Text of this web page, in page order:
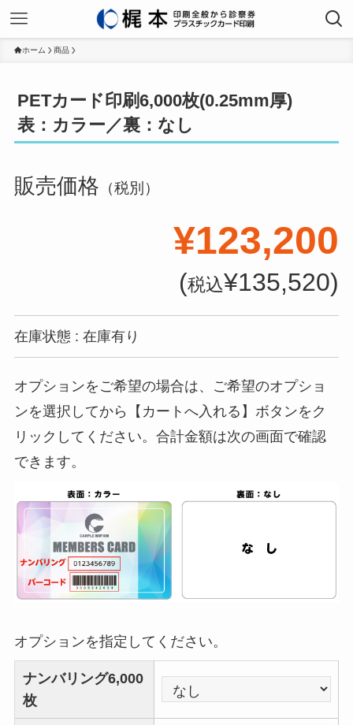
ホーム 商品
PETカード印刷6,000枚(0.25mm厚)
表：カラー／裏：なし
販売価格 （税別）
¥123,200
(税込¥135,520)
在庫状態 : 在庫有り
オプションをご希望の場合は、ご希望のオプショ
ンを選択してから【カートへ入れる】ボタンをク
リックしてください。合計金額は次の画面で確認
できます。
オプションを指定してください。
ナンバリング6,000
枚